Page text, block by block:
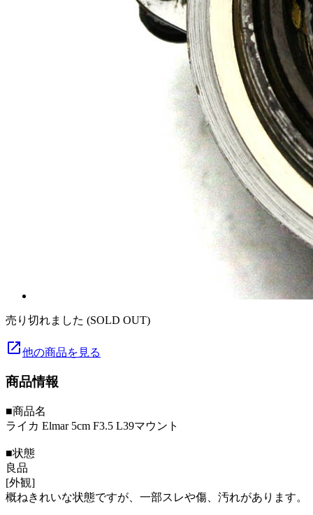
売り切れました (SOLD OUT)
launch他の商品を見る
商品情報
■商品名
ライカ Elmar 5cm F3.5 L39マウント
■状態
良品
[外観]
概ねきれいな状態ですが、一部スレや傷、汚れがあります。